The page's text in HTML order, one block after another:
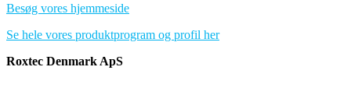
Besøg vores hjemmeside
Se hele vores produktprogram og profil her
Roxtec Denmark ApS